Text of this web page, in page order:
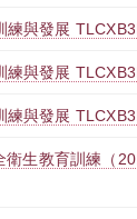
練與發展
練與發展
練與發展
衛生教育訓練（